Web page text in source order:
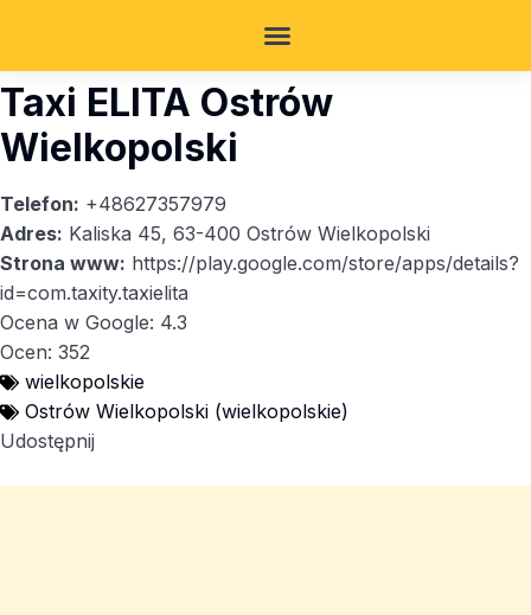
Taxi ELITA Ostrów
Wielkopolski
Telefon: +48627357979
Adres: Kaliska 45, 63-400 Ostrów Wielkopolski
Strona www: https://play.google.com/store/apps/details?
id=com.taxity.taxielita
Ocena w Google: 4.3
Ocen: 352
wielkopolskie
Ostrów Wielkopolski (wielkopolskie)
Udostępnij